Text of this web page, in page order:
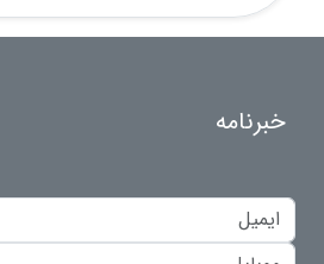
خبرنامه